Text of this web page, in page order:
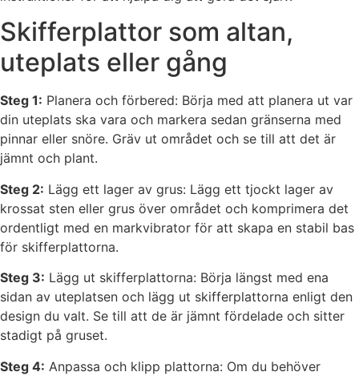
Skifferplattor som altan,
uteplats eller gång
Steg 1: Planera och förbered: Börja med att planera ut var
din uteplats ska vara och markera sedan gränserna med
pinnar eller snöre. Gräv ut området och se till att det är
jämnt och plant.
Steg 2: Lägg ett lager av grus: Lägg ett tjockt lager av
krossat sten eller grus över området och komprimera det
ordentligt med en markvibrator för att skapa en stabil bas
för skifferplattorna.
Steg 3: Lägg ut skifferplattorna: Börja längst med ena
sidan av uteplatsen och lägg ut skifferplattorna enligt den
design du valt. Se till att de är jämnt fördelade och sitter
stadigt på gruset.
Steg 4: Anpassa och klipp plattorna: Om du behöver